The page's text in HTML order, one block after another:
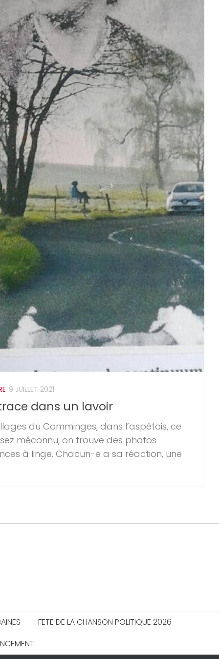
9 JUILLET 2021
dans un lavoir
du Comminges, dans l’aspétois, ce
méconnu, on trouve des photos
à linge. Chacun-e a sa réaction, une
FETE DE LA CHANSON POLITIQUE 2026